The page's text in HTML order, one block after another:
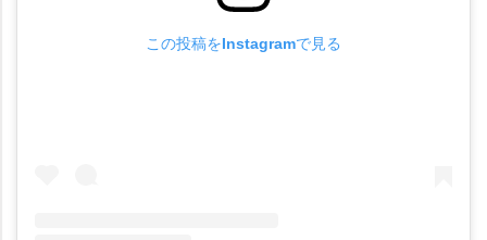
この投稿をInstagramで見る